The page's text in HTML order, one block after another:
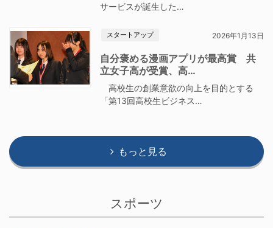
サービスが誕生した…
スタートアップ 2026年1月13日
自分褒める漫画アプリが最高賞 共
立女子高が受賞、高…
高校生の創業意欲の向上を目的とする
「第13回高校生ビジネス…
もっと見る
スポーツ